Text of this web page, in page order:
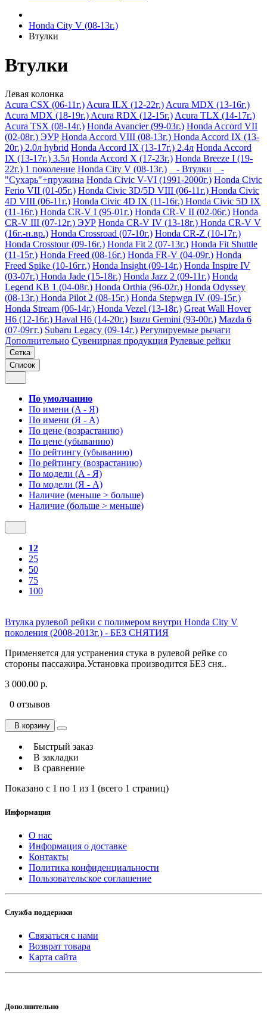
Honda City V (08-13г.)
Втулки
Втулки
Левая колонка
Acura CSX (06-11г.)Acura ILX (12-22г.)Acura MDX (13-16г.)
Acura MDX (18-19г.)Acura RDX (12-15г.)Acura TLX (14-17г.)
Acura TSX (08-14г.) Honda Avancier (99-03г.) Honda Accord VII
(02-08г.) ЭУР Honda Accord VIII (08-13г.) Honda Accord IX (13-
20г.) 2.0л hybrid Honda Accord IX (13-17г.) 2.4л Honda Accord
IX (13-17г.) 3.5л Honda Accord X (17-23г.) Honda Breeze I (19-
22г.) 1 поколение Honda City V (08-13г.) - Втулки
-
"Сухарь"+пружина Honda Civic V-VI (1991-2000г.) Honda Civic
Ferio VII (01-05г.) Honda Civic 3D/5D VIII (06-11г.) Honda Civic
4D VIII (06-11г.) Honda Civic 4D IX (11-16г.) Honda Civic 5D IX
(11-16г.) Honda CR-V I (95-01г.) Honda CR-V II (02-06г.) Honda
CR-V III (07-12г.) ЭУР Honda CR-V IV (13-18г.) Honda CR-V V
(16г.-н.вр.) Honda Crossroad (07-10г.) Honda CR-Z (10-17г.)
Honda Crosstour (09-16г.) Honda Fit 2 (07-13г.) Honda Fit Shuttle
(11-15г.) Honda Freed (08-16г.) Honda FR-V (04-09г.) Honda
Freed Spike (10-16гг.) Honda Insight (09-14г.) Honda Inspire IV
(03-07г.) Honda Jade (15-18г.) Honda Jazz 2 (09-11г.) Honda
Legend KB 1 (04-08г.) Honda Orthia (96-02г.) Honda Odyssey
(08-13г.) Honda Pilot 2 (08-15г.) Honda Stepwgn IV (09-15г.)
Honda Stream (06-14г.) Honda Vezel (13-18г.) Great Wall Hover
H6 (12-16г.) Haval H6 (14-20г.) Isuzu Gemini (93-00г.) Mazda 6
(07-09гг.) Subaru Legacy (09-14г.) Регулируемые рычаги
Дополнительно Сувенирная продукция Рулевые рейки
Сетка
Список
По умолчанию
По имени (A - Я)
По имени (Я - A)
По цене (возрастанию)
По цене (убыванию)
По рейтингу (убыванию)
По рейтингу (возрастанию)
По модели (A - Я)
По модели (Я - A)
Наличие (меньше > больше)
Наличие (больше > меньше)
12
25
50
75
100
Втулка рулевой рейки с полимером внутри Honda City V
поколения (2008-2013г.) - БЕЗ СНЯТИЯ
Применяется для устранения стука в рулевой рейке со
стороны пассажира.Установка производится БЕЗ сня..
3 000.00 р.
0 отзывов
В корзину
Быстрый заказ
В закладки
В сравнение
Показано с 1 по 1 из 1 (всего 1 страниц)
Информация
О нас
Информация о доставке
Контакты
Политика конфиденциальности
Пользовательское соглашение
Служба поддержки
Связаться с нами
Возврат товара
Карта сайта
Дополнительно